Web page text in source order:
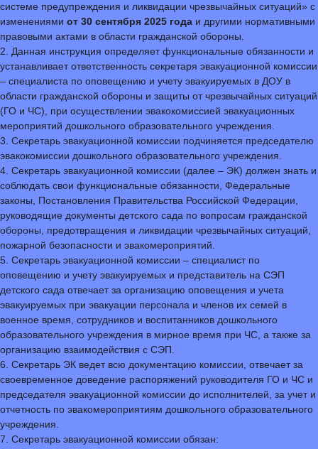
системе предупреждения и ликвидации чрезвычайных ситуаций» с
изменениями от 30 сентября 2025 года и другими нормативными
правовыми актами в области гражданской обороны.
2. Данная инструкция определяет функциональные обязанности и
устанавливает ответственность секретаря эвакуационной комиссии
– специалиста по оповещению и учету эвакуируемых в ДОУ в
области гражданской обороны и защиты от чрезвычайных ситуаций
(ГО и ЧС), при осуществлении эвакокомиссией эвакуационных
мероприятий дошкольного образовательного учреждения.
3. Секретарь эвакуационной комиссии подчиняется председателю
эвакокомиссии дошкольного образовательного учреждения.
4. Секретарь эвакуационной комиссии (далее – ЭК) должен знать и
соблюдать свои функциональные обязанности, Федеральные
законы, Постановления Правительства Российской Федерации,
руководящие документы детского сада по вопросам гражданской
обороны, предотвращения и ликвидации чрезвычайных ситуаций,
пожарной безопасности и эвакомероприятий.
5. Секретарь эвакуационной комиссии – специалист по
оповещению и учету эвакуируемых и представитель на СЭП
детского сада отвечает за организацию оповещения и учета
эвакуируемых при эвакуации персонала и членов их семей в
военное время, сотрудников и воспитанников дошкольного
образовательного учреждения в мирное время при ЧС, а также за
организацию взаимодействия с СЭП.
6. Секретарь ЭК ведет всю документацию комиссии, отвечает за
своевременное доведение распоряжений руководителя ГО и ЧС и
председателя эвакуационной комиссии до исполнителей, за учет и
отчетность по эвакомероприятиям дошкольного образовательного
учреждения.
7. Секретарь эвакуационной комиссии обязан: